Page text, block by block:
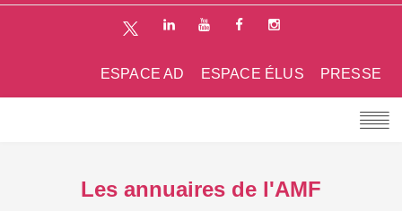
PRESSE
ESPACE ÉLUS
ESPACE AD
Les annuaires de l'AMF